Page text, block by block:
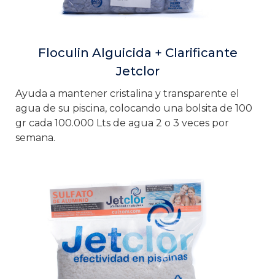
Floculin Alguicida + Clarificante
Jetclor
Ayuda a mantener cristalina y transparente el
agua de su piscina, colocando una bolsita de 100
gr cada 100.000 Lts de agua 2 o 3 veces por
semana.